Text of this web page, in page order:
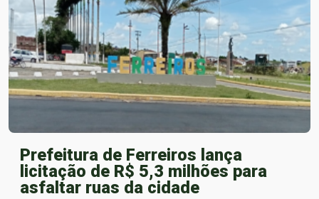
Prefeitura de Ferreiros lança
licitação de R$ 5,3 milhões para
asfaltar ruas da cidade